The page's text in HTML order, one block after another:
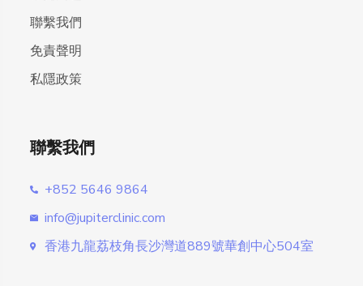
聯繫我們
免責聲明
私隱政策
聯繫我們
+852 5646 9864
info@jupiterclinic.com
香港九龍荔枝角長沙灣道889號華創中心504室